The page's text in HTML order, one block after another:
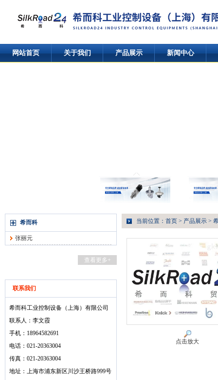
网站首页 关于我们 产品展示 新闻中心
希而科
张丽元
查看更多+
联系我们
希而科工业控制设备（上海）有限公司
联系人：李文霞
手机：18964582691
电话：021-20363004
传真：021-20363004
地址：上海市浦东新区川沙王桥路999号
当前位置： 首页 > 产品展示 >
点击放大